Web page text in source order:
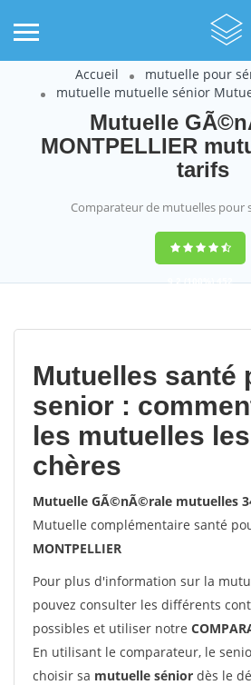
Accueil
mutuelle pour
mutuelle mutuelle sénior
Mutuelle
MONTPELLIER
tarifs
Comparateur de mutuelles pour
9,2(100%)452
Mutuelles santé
senior :
les mutuelles
chères
Mutuelle GÃ©nÃ©rale mutuelles
Mutuelle complémentaire santé
MONTPELLIER
Pour plus d'information sur la
pouvez consulter les différents
possibles et utiliser notre
En utilisant le comparateur, le
choisir sa mutuelle sénior dès le